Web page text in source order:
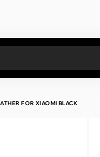
FOR XIAOMI BLACK